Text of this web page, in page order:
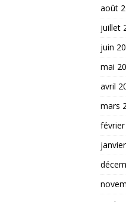
août
juillet
juin
mai
avril
mars